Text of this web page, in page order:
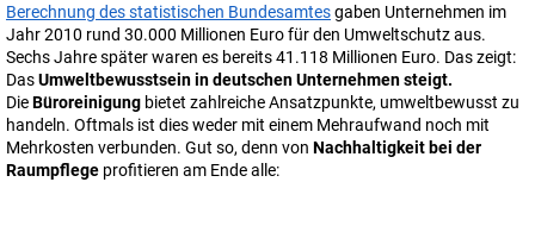
Berechnung des statistischen Bundesamtesgaben Unternehmen im
Jahr 2010 rund 30.000 Millionen Euro für den Umweltschutz aus.
Sechs Jahre später waren es bereits 41.118 Millionen Euro. Das zeigt:
DasUmweltbewusstsein in deutschen Unternehmen steigt.
DieBüroreinigung bietet zahlreiche Ansatzpunkte, umweltbewusst zu
handeln. Oftmals ist dies weder mit einem Mehraufwand noch mit
Mehrkosten verbunden. Gut so, denn von Nachhaltigkeit bei der
Raumpflege profitieren am Ende alle: